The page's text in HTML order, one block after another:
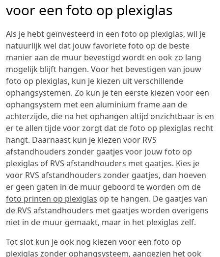
voor een foto op plexiglas
Als je hebt geïnvesteerd in een foto op plexiglas, wil je
natuurlijk wel dat jouw favoriete foto op de beste
manier aan de muur bevestigd wordt en ook zo lang
mogelijk blijft hangen. Voor het bevestigen van jouw
foto op plexiglas, kun je kiezen uit verschillende
ophangsystemen. Zo kun je ten eerste kiezen voor een
ophangsystem met een aluminium frame aan de
achterzijde, die na het ophangen altijd onzichtbaar is en
er te allen tijde voor zorgt dat de foto op plexiglas recht
hangt. Daarnaast kun je kiezen voor RVS
afstandhouders zonder gaatjes voor jouw foto op
plexiglas of RVS afstandhouders met gaatjes. Kies je
voor RVS afstandhouders zonder gaatjes, dan hoeven
er geen gaten in de muur geboord te worden om de
foto printen op plexiglas op te hangen. De gaatjes van
de RVS afstandhouders met gaatjes worden overigens
niet in de muur gemaakt, maar in het plexiglas zelf.
Tot slot kun je ook nog kiezen voor een foto op
plexiglas zonder ophangsysteem, aangezien het ook